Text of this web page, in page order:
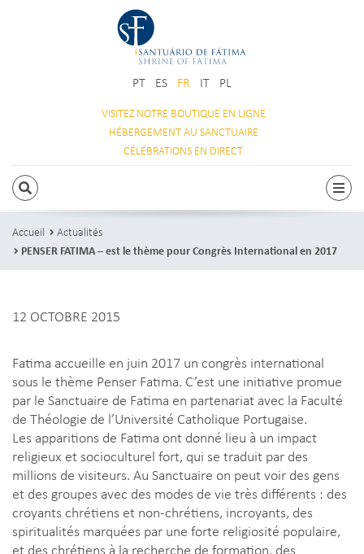
PT ES FR IT PL
VISITEZ NOTRE BOUTIQUE EN LIGNE
HÉBERGEMENTAU SANCTUAIRE
CÉLÉBRATIONS EN DIRECT
RECHERCHE
Accueil
Actualités
PENSER FATIMA – est le thème pour Congrès International en 2017
12 OCTOBRE 2015
Fatima accueille en juin 2017 un congrès international
sous le thème Penser Fatima. C’est une initiative promue
par le Sanctuaire de Fatima en partenariat avec la Faculté
de Théologie de l’Université Catholique Portugaise.
Les apparitions de Fatima ont donné lieu à un impact
religieux et socioculturel fort, qui se traduit par des
millions de visiteurs. Au Sanctuaire on peut voir des gens
et des groupes avec des modes de vie très différents : des
croyants chrétiens et non-chrétiens, incroyants, des
spiritualités marquées par une forte religiosité populaire,
et des chrétiens à la recherche de formation, des